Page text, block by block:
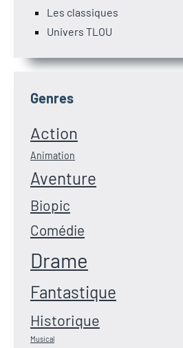
Les classiques
Univers TLOU
Genres
Action
Animation
Aventure
Biopic
Comédie
Drame
Fantastique
Historique
Musical